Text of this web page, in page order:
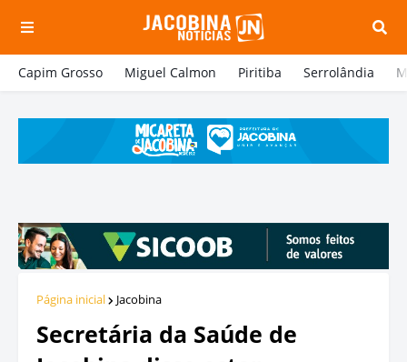
Capim Grosso Miguel Calmon Piritiba Serrolândia
Página inicial Jacobina
Secretária da Saúde de